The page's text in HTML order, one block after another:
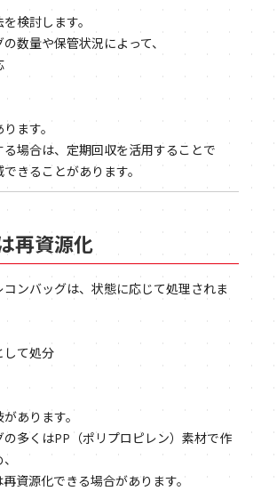
検討します。
数量や保管状況によって、
ます。
場合は、定期回収を活用することで
きることがあります。
再資源化
ンバッグは、状態に応じて処理されま
して処分
あります。
の多くはPP（ポリプロピレン）素材で作
資源化できる場合があります。